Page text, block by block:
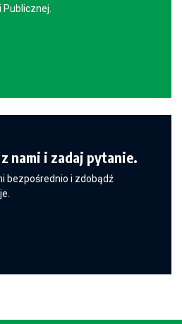
nami i zadaj pytanie.
bezpośrednio i zdobądź